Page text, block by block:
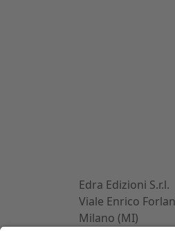
Edra Edizioni S.r.l.
Viale Enrico
Milano (MI)